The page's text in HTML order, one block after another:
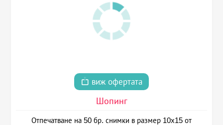
виж офертата
Шопинг
Отпечатване на 50 бр. снимки в размер 10х15 от